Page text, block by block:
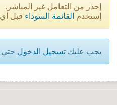
إحذر من التعامل غير المباشر.
إستخدم القائمة السوداء قبل
يجب عليك تسجيل الدخول حتى